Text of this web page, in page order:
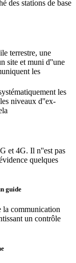
des stations de base
terrestre, une
site et muni d''une
les
les
niveaux d''ex-
et 4G. Il n''est pas
quelques
guide
la communication
un contrôle